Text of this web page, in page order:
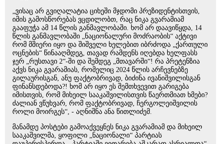
„ვისაც არ გვიღალატია ციხეში მჯდომი პრეზიდენტისთვის,
იმის გამოსწორებას ვცდილობთ, რაც ნიკა გვარამიამ
გააფუჭა ამ 14 წლის განმავლობაში. ხომ არ დაავიწყდა, 14
წლის განმავლობაში „ნაციონალური მოძრაობის“ აქტივი
რომ მშიერი იყო და შიშველი ხელებით იბრძოდა „ქართული
ოცნების“ წინააღმდეგ, თავად რამდენს იღებდა ხელფასს
ჯერ „რუსთავი 2“-ში და შემდეგ „მთავარში“! რა პრეტენზია
აქვს ნიკა გვარამიას, რომელიც 2024 წლის არჩევნებზე
გილაურისგან, ანუ ფაქტობრივად, ბიძინა ივანიშვილისგან
ფინანსდებოდა?! ხომ არ იყო ეს შემთხვევით გარიგება
იმისთვის, რომ მიხეილ სააკაშვილისთვის წაერთმიათ ხმები?
ძალიან ვწუხვარ, რომ ფაქტობრივად, ჩერგოლეიშვილის
როლი მოირგეს“, - აღნიშნა ანა წითლიძემ.
მანამდე პოსტები გამოაქვეყნეს ნიკა გვარამიამ და მიხეილ
სააკაშვილმა, ყოფილი „ნაციონალი“ პარტიას